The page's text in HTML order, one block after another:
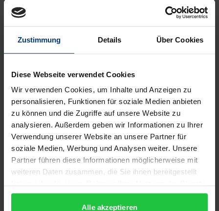
Zustimmung Details Über Cookies
Diese Webseite verwendet Cookies
Wir verwenden Cookies, um Inhalte und Anzeigen zu
personalisieren, Funktionen für soziale Medien anbieten
zu können und die Zugriffe auf unsere Website zu
analysieren. Außerdem geben wir Informationen zu Ihrer
Verwendung unserer Website an unsere Partner für
soziale Medien, Werbung und Analysen weiter. Unsere
Partner führen diese Informationen möglicherweise mit
weiteren Daten zusammen, die Sie ihnen bereitgestellt
gesammelt haben.
Alle akzeptieren
es kaum einen Dichter, der im Repertoire
textbezogener Kompositionen so häufig vertreten
prominenten Kollegen, die einem großen Publikum
in Vertonungen von Schubert, Schumann oder Wolf
vertraut sind, hat der Dichter vor allem in der Musik
des 20. und 21. Jahrhunderts seinen Platz gefunden.
Die Hölderlin-Begeisterung vieler Komponisten ist
jedoch nicht nur aus musikgeschichtlicher
Perspektive bemerkenswert, sondern steht auch der
traditionellen Marginalisierung und schwankenden